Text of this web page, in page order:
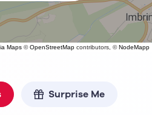
Maps ©OpenStreetMap contributors, ©NodeMapp
Surprise Me